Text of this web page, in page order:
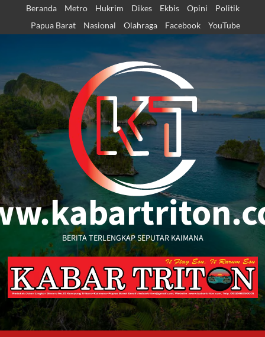
content
Beranda Metro Hukrim Dikes Ekbis Opini
Politik
Papua Barat
Nasional Olahraga Facebook YouTube
BERITA TERLENGKAP SEPUTAR KAIMANA